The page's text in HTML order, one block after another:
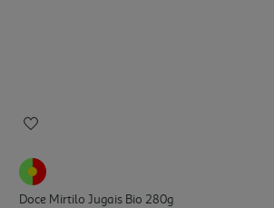
Doce Mirtilo Jugais Bio 280g